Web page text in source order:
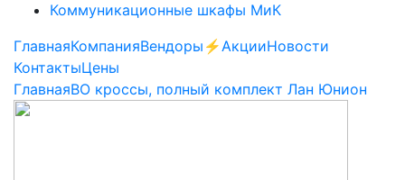
Коммуникационные шкафы МиК
ГлавнаяКомпанияВендоры ⚡️АкцииНовости
КонтактыЦены
ГлавнаяВО кроссы, полный комплект Лан Юнион